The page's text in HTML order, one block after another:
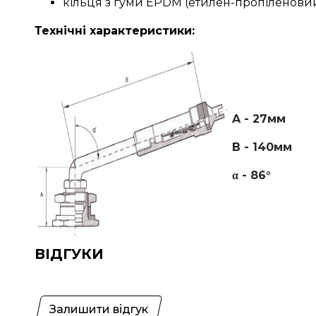
Технічні характеристики:
A - 27мм
B - 140мм
α - 86°
ВІДГУКИ
Залишити відгук